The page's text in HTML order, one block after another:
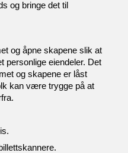
og bringe det til
og åpne skapene slik at
personlige eiendeler. Det
og skapene er låst
kan være trygge på at